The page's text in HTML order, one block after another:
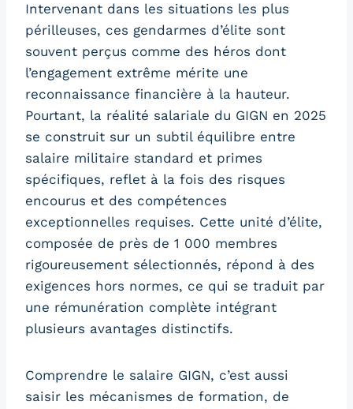
Intervenant dans les situations les plus
périlleuses, ces gendarmes d’élite sont
souvent perçus comme des héros dont
l’engagement extrême mérite une
reconnaissance financière à la hauteur.
Pourtant, la réalité salariale du GIGN en 2025
se construit sur un subtil équilibre entre
salaire militaire standard et primes
spécifiques, reflet à la fois des risques
encourus et des compétences
exceptionnelles requises. Cette unité d’élite,
composée de près de 1 000 membres
rigoureusement sélectionnés, répond à des
exigences hors normes, ce qui se traduit par
une rémunération complète intégrant
plusieurs avantages distinctifs.
Comprendre le salaire GIGN, c’est aussi
saisir les mécanismes de formation, de